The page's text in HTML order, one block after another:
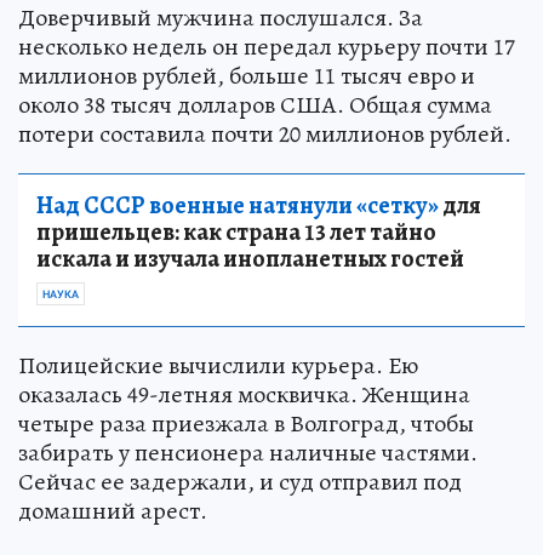
Доверчивый мужчина послушался. За
несколько недель он передал курьеру почти 17
миллионов рублей, больше 11 тысяч евро и
около 38 тысяч долларов США. Общая сумма
потери составила почти 20 миллионов рублей.
Над СССР военные натянули «сетку»для
пришельцев: как страна 13 лет тайно
искала и изучала инопланетных гостей
НАУКА
Полицейские вычислили курьера. Ею
оказалась 49-летняя москвичка. Женщина
четыре раза приезжала в Волгоград, чтобы
забирать у пенсионера наличные частями.
Сейчас ее задержали, и суд отправил под
домашний арест.